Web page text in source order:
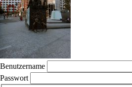
Benutzername
Passwort